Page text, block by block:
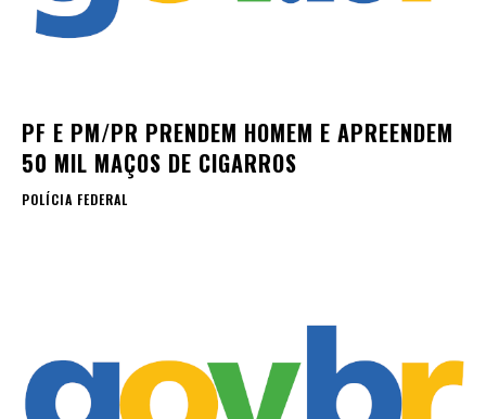
PF E PM/PR PRENDEM HOMEM E APREENDEM
50 MIL MAÇOS DE CIGARROS
POLÍCIA FEDERAL